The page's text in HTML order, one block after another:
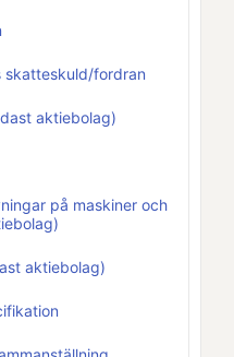
skatteskuld/fordran
aktiebolag)
på maskiner och
aktiebolag)